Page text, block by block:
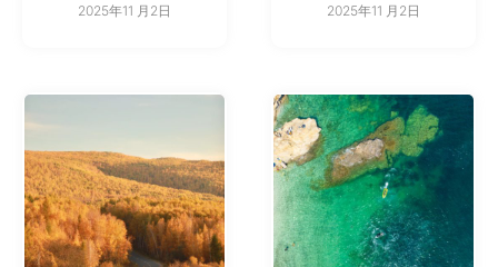
2025年11 月2日 2025年11 月2日